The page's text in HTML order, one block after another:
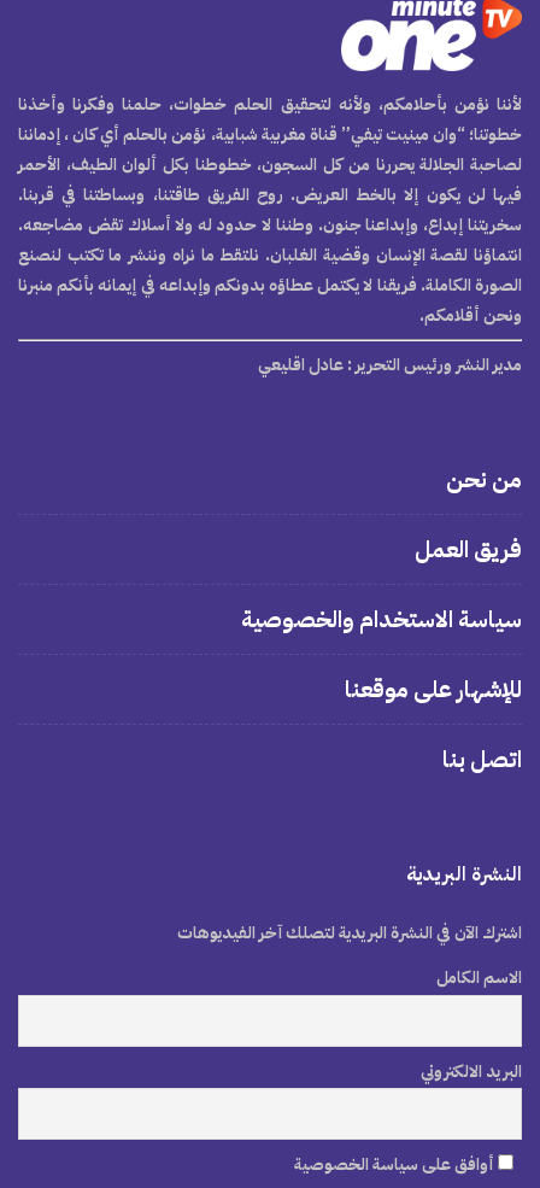
لأننا نؤمن بأحلامكم، ولأنه لتحقيق الحلم خطوات، حلمنا وفكرنا وأخذنا
خطوتنا؛ “وان مينيت تيفي” قناة مغربية شبابية، نؤمن بالحلم أي كان ، إدماننا
لصاحبة الجلالة يحررنا من كل السجون، خطوطنا بكل ألوان الطيف، الأحمر
فيها لن يكون إلا بالخط العريض. روح الفريق طاقتنا، وبساطتنا في قربنا.
سخريتنا إبداع، وإبداعنا جنون. وطننا لا حدود له ولا أسلاك تقض مضاجعه.
انتماؤنا لقصة الإنسان وقضية الغلبان. نلتقط ما نراه وننشر ما تكتب لنصنع
الصورة الكاملة. فريقنا لا يكتمل عطاؤه بدونكم وإبداعه في إيمانه بأنكم منبرنا
ونحن أقلامكم.
مدير النشر ورئيس التحرير: عادل اقليعي
من نحن
فريق العمل
سياسة الاستخدام والخصوصية
للإشهار على موقعنا
اتصل بنا
النشرة البريدية
اشترك الآن في النشرة البريدية لتصلك آخر الفيديوهات
الاسم الكامل
البريد الالكتروني
أوافق على سياسة الخصوصية